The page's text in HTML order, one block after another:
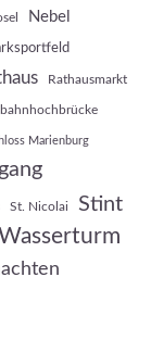
Nebel
Rathausmarkt
Marienburg
St. Nicolai Stint